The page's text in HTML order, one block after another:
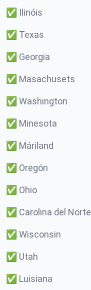
✅ Ilinóis
✅ Texas
✅ Georgia
✅ Masachusets
✅ Washington
✅ Minesota
✅ Máriland
✅ Oregón
✅ Ohio
✅ Carolina del Norte
✅ Wisconsin
✅ Utah
✅ Luisiana